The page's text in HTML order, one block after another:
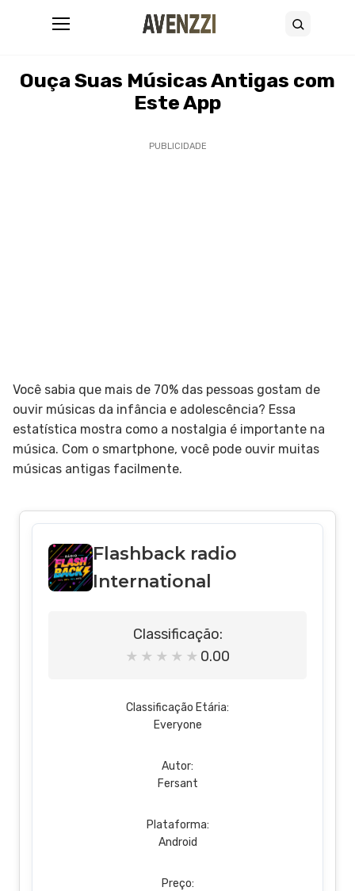
Buscar
Ouça Suas Músicas Antigas com
Este App
PUBLICIDADE
Você sabia que mais de 70% das pessoas gostam de
ouvir músicas da infância e adolescência? Essa
estatística mostra como a nostalgia é importante na
música. Com o smartphone, você pode ouvir muitas
músicas antigas facilmente.
Flashback radio
International
Classificação:
★ ★ ★ ★ ★ 0.00
Classificação Etária:
Everyone
Autor:
Fersant
Plataforma:
Android
Preço: